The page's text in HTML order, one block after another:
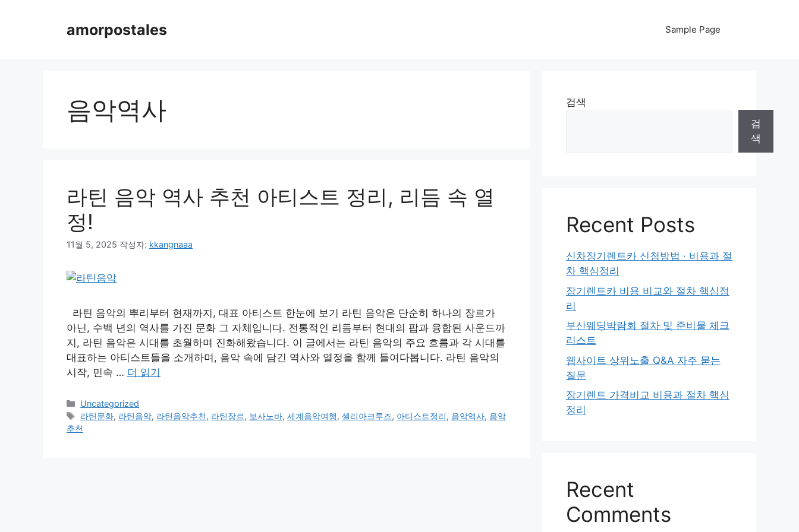
amorpostales Sample Page
음악역사
라틴 음악 역사 추천 아티스트 정리, 리듬 속 열
정!
11월 5, 2025 작성자: kkangnaaa
라틴 음악의 뿌리부터 현재까지, 대표 아티스트 한눈에 보기 라틴 음악은 단순히 하나의 장르가
아닌, 수백 년의 역사를 가진 문화 그 자체입니다. 전통적인 리듬부터 현대의 팝과 융합된 사운드까
지, 라틴 음악은 시대를 초월하며 진화해왔습니다. 이 글에서는 라틴 음악의 주요 흐름과 각 시대를
대표하는 아티스트들을 소개하며, 음악 속에 담긴 역사와 열정을 함께 들여다봅니다. 라틴 음악의
시작, 민속 … 더 읽기
카
테
고
Uncategorized
태
그
라틴문화, 라틴음악, 라틴음악추천, 라틴장르, 보사노바,세계음악여행,셀리아크루즈, 아티스트정리, 음악역사, 음악
추천
검색
검
색
Recent Posts
신차장기렌트카 신청방법 · 비용과 절
차 핵심정리
장기렌트카 비용 비교와 절차 핵심정
리
부산웨딩박람회 절차 및 준비물 체크
리스트
웹사이트 상위노출 Q&A 자주 묻는
질문
장기렌트 가격비교 비용과 절차 핵심
정리
Recent
Comments